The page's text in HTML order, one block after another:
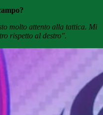
molto attento alla tattica. Mi
rispetto al destro".